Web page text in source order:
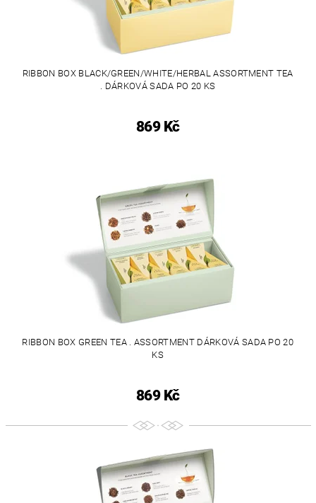
RIBBON BOX BLACK/GREEN/WHITE/HERBAL ASSORTMENT TEA
. DÁRKOVÁ SADA PO 20 KS
869 Kč
RIBBON BOX GREEN TEA . ASSORTMENT DÁRKOVÁ SADA PO 20
KS
869 Kč